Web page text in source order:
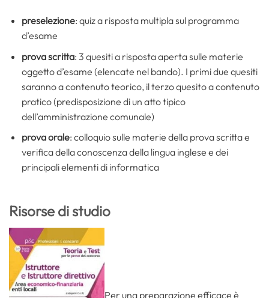
preselezione: quiz a risposta multipla sul programma
d’esame
prova scritta: 3 quesiti a risposta aperta sulle materie
oggetto d’esame (elencate nel bando). I primi due quesiti
saranno a contenuto teorico, il terzo quesito a contenuto
pratico (predisposizione di un atto tipico
dell’amministrazione comunale)
prova orale: colloquio sulle materie della prova scritta e
verifica della conoscenza della lingua inglese e dei
principali elementi di informatica
Risorse di studio
Per una preparazione efficace è